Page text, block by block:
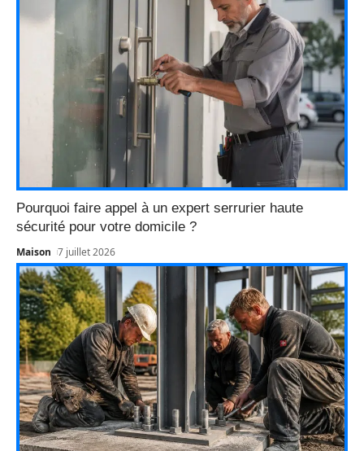
Pourquoi faire appel à un expert serrurier haute
sécurité pour votre domicile ?
Maison 7 juillet 2026